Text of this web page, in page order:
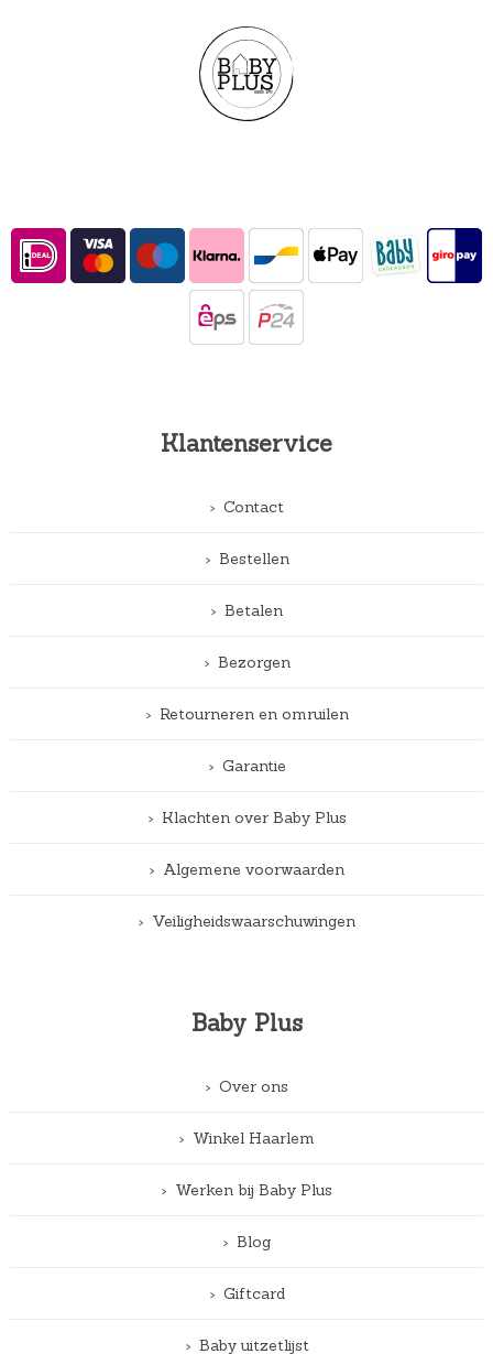
Klantenservice
Contact
Bestellen
Betalen
Bezorgen
Retourneren en omruilen
Garantie
Klachten over Baby Plus
Algemene voorwaarden
Veiligheidswaarschuwingen
Baby Plus
Over ons
Winkel Haarlem
Werken bij Baby Plus
Blog
Giftcard
Baby uitzetlijst